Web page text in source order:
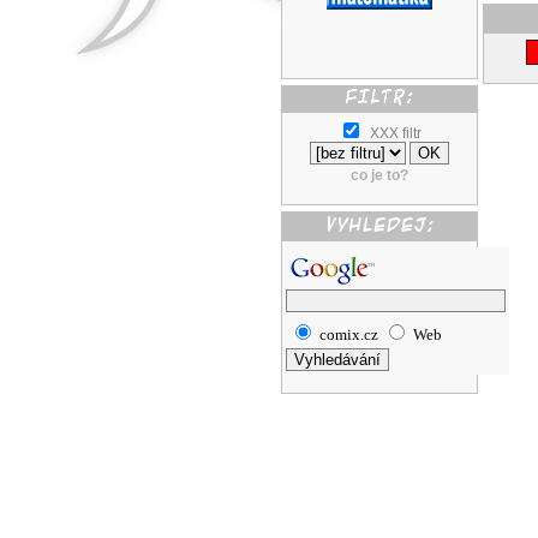
XXX filtr
co je to?
comix.cz Web